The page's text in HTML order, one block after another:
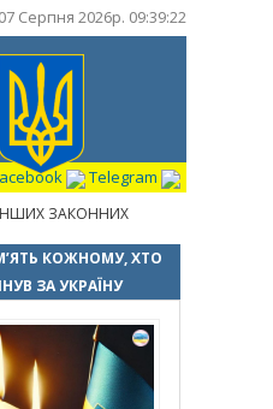
Серпня 2026р. 09:39:23
Telegram
ІНШИХ ЗАКОННИХ
КОЖНОМУ, ХТО
ЗА УКРАЇНУ